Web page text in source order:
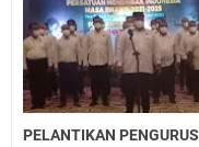
PELANTIKAN PENGURUS